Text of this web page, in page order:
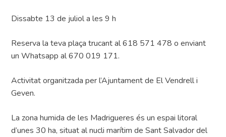
Dissabte 13 de juliol a les 9 h
Reserva la teva plaça trucant al 618 571 478 o enviant
un Whatsapp al 670 019 171.
Activitat organitzada per l’Ajuntament de El Vendrell i
Geven.
La zona humida de les Madrigueres és un espai litoral
d’unes 30 ha, situat al nucli marítim de Sant Salvador del